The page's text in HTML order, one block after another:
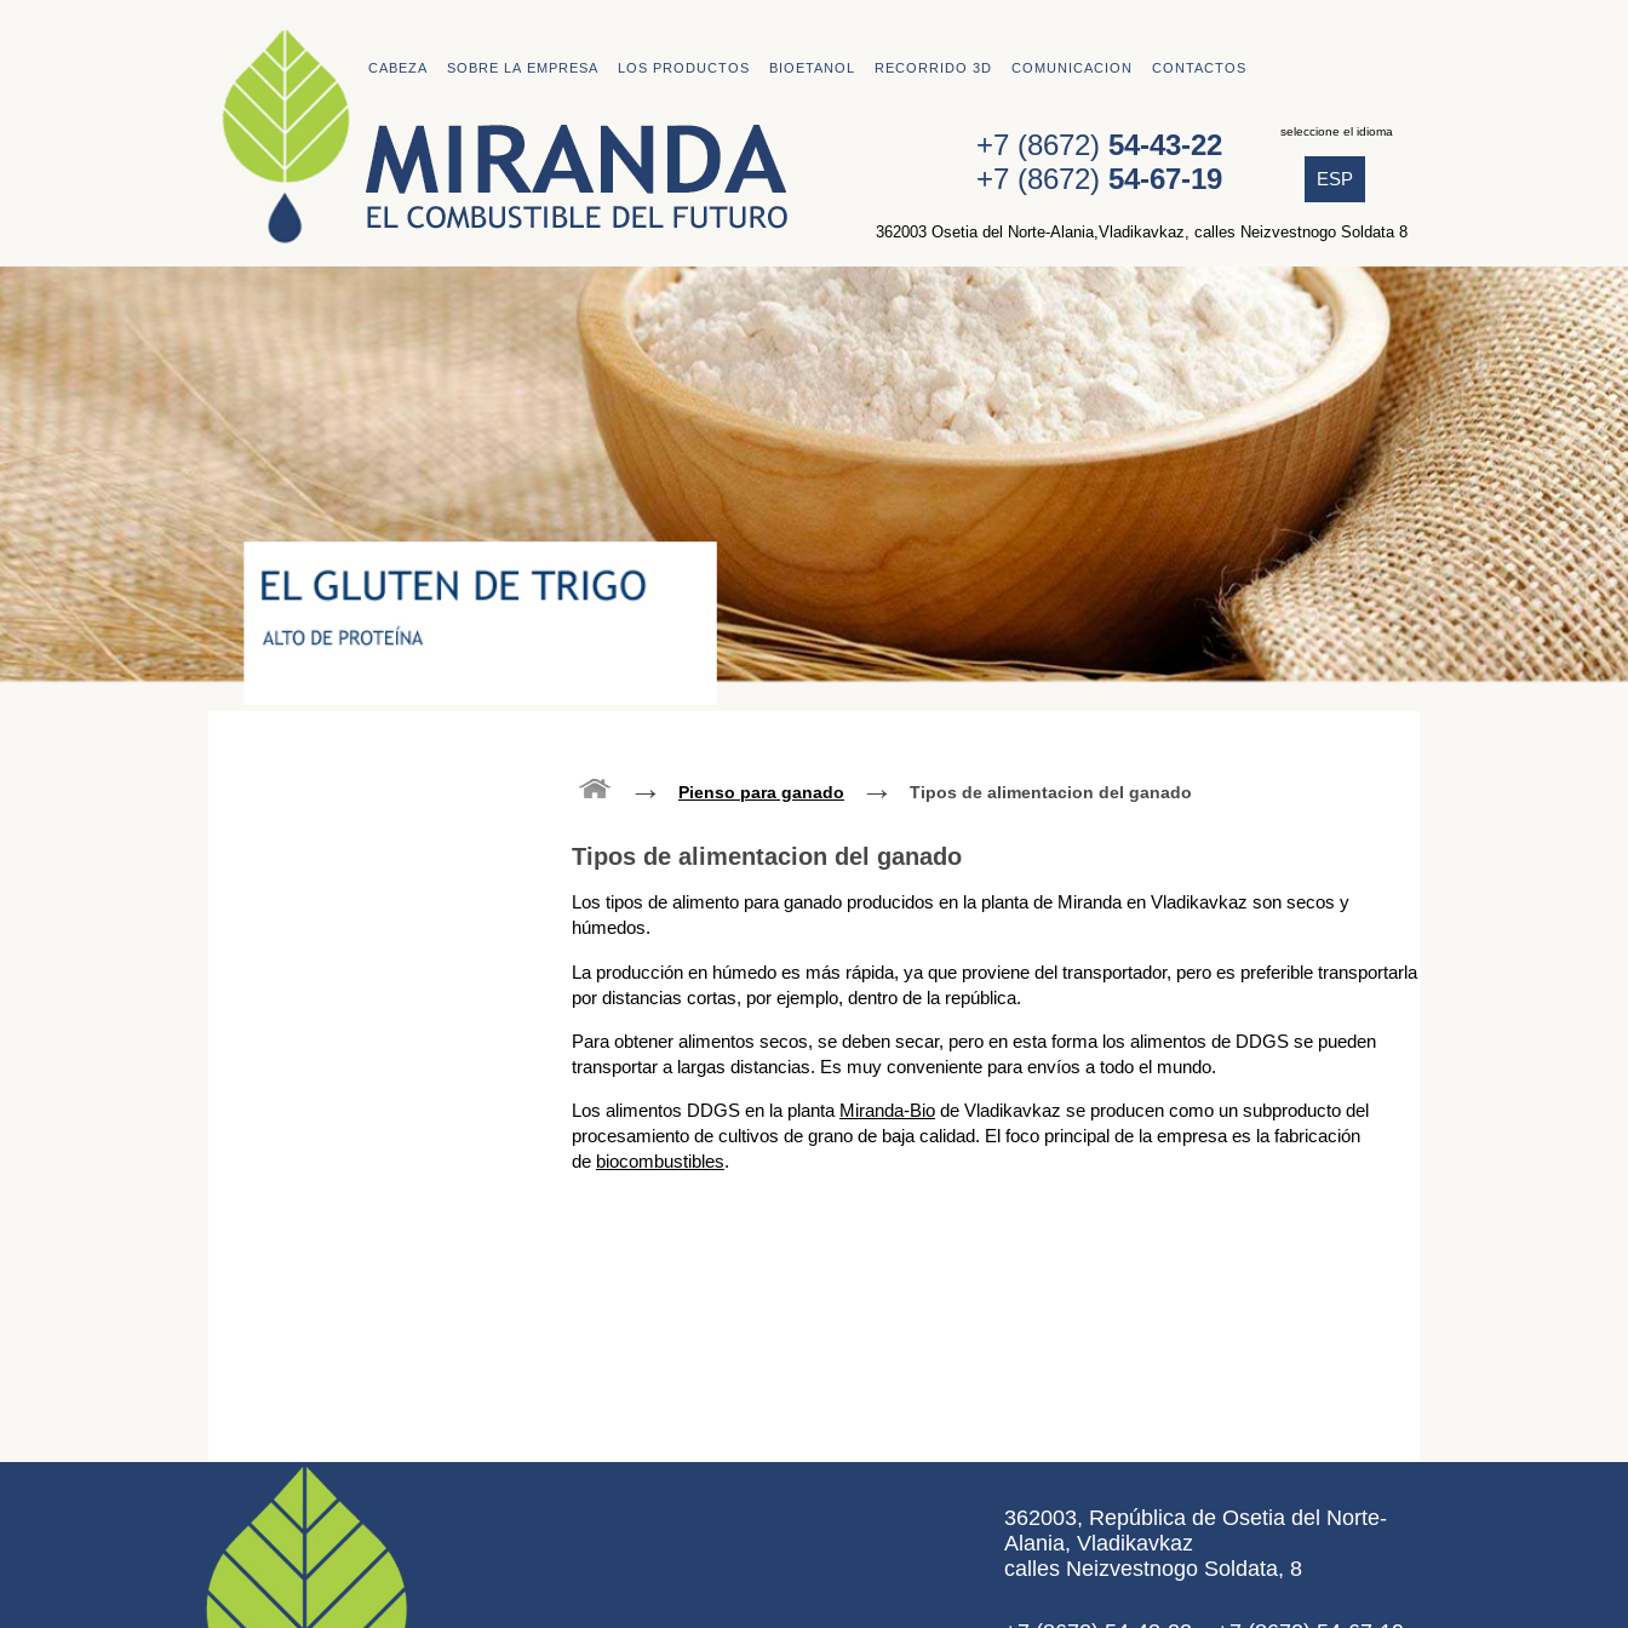
CABEZA SOBRE LA EMPRESA LOS PRODUCTOS BIOETANOL RECORRIDO 3D COMUNICACION CONTACTOS
+7 (8672) 54-43-22
+7 (8672) 54-67-19
seleccione el idioma
ESP
362003 Osetia del Norte-Alania,Vladikavkaz, calles Neizvestnogo Soldata 8
→ Pienso para ganado → Tipos de alimentacion del ganado
Tipos de alimentacion del ganado
Los tipos de alimento para ganado producidos en la planta de Miranda en Vladikavkaz son secos y
húmedos.
La producción en húmedo es más rápida, ya que proviene del transportador, pero es preferible transportarla
por distancias cortas, por ejemplo, dentro de la república.
Para obtener alimentos secos, se deben secar, pero en esta forma los alimentos de DDGS se pueden
transportar a largas distancias. Es muy conveniente para envíos a todo el mundo.
Los alimentos DDGS en la planta Miranda-Bio de Vladikavkaz se producen como un subproducto del
procesamiento de cultivos de grano de baja calidad. El foco principal de la empresa es la fabricación
de biocombustibles.
362003, República de Osetia del Norte-
Alania, Vladikavkaz
calles Neizvestnogo Soldata, 8